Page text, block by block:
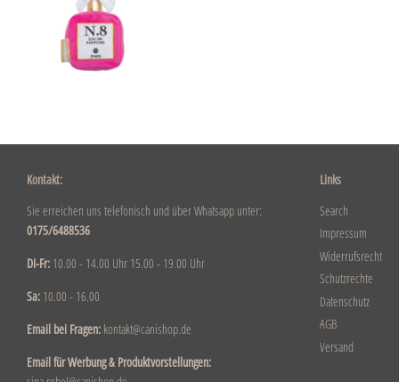
Kontakt:
Sie erreichen uns telefonisch und über Whatsapp unter:
0175/6488536
DI-Fr: 10.00 - 14.00 Uhr 15.00 - 19.00 Uhr
Sa: 10.00 - 16.00
Email bei Fragen: kontakt@canishop.de
Email für Werbung & Produktvorstellungen:
Links
Search
Impressum
Widerrufsrecht
Schutzrechte
Datenschutz
AGB
Versand